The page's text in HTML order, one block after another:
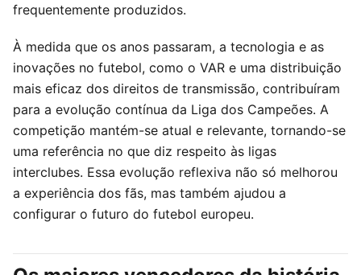
frequentemente produzidos.
À medida que os anos passaram, a tecnologia e as
inovações no futebol, como o VAR e uma distribuição
mais eficaz dos direitos de transmissão, contribuíram
para a evolução contínua da Liga dos Campeões. A
competição mantém-se atual e relevante, tornando-se
uma referência no que diz respeito às ligas
interclubes. Essa evolução reflexiva não só melhorou
a experiência dos fãs, mas também ajudou a
configurar o futuro do futebol europeu.